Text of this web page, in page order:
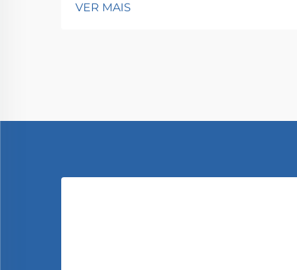
VER MAIS